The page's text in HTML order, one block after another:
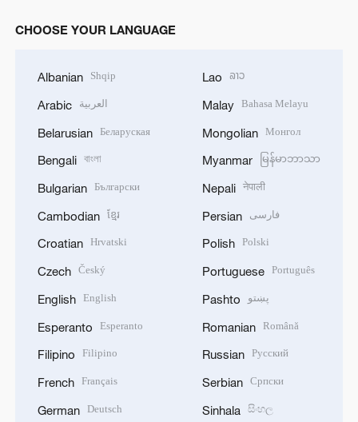
CHOOSE YOUR LANGUAGE
Albanian Shqip
Arabic العربية
Belarusian Беларуская
Bengali বাংলা
Bulgarian Български
Cambodian ខ្មែរ
Croatian Hrvatski
Czech Český
English English
Esperanto Esperanto
Filipino Filipino
French Français
German Deutsch
Lao ລາວ
Malay Bahasa Melayu
Mongolian Монгол
Myanmar မြန်မာဘာသာ
Nepali नेपाली
Persian فارسی
Polish Polski
Portuguese Português
Pashto پښتو
Romanian Română
Russian Русский
Serbian Српски
Sinhala සිංහල